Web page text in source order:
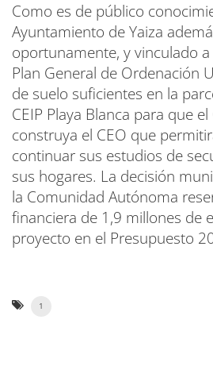
Como es de público
Ayuntamiento de Yaiza
oportunamente, y vinculado
Plan General de Ordenación
de suelo suficientes en la
CEIP Playa Blanca para que
construya el CEO que
continuar sus estudios de
sus hogares. La decisión
la Comunidad Autónoma
financiera de 1,9 millones de
proyecto en el Presupuesto
1